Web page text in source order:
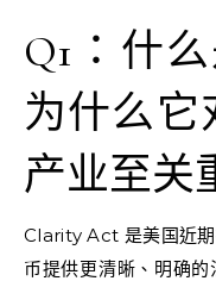
Q1：什
为什么它
产业至关
Clarity Act 是美国近期
币提供更清晰、明确